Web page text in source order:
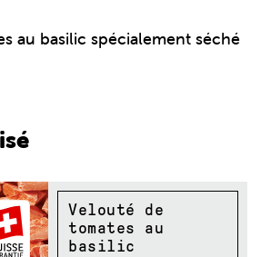
au basilic spécialement séché
Velouté de
tomates au
basilic